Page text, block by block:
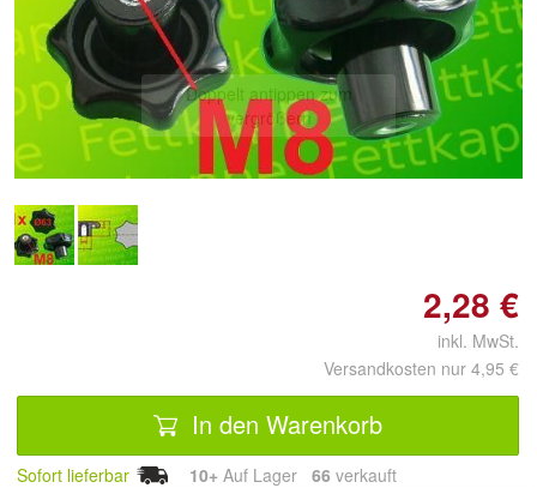
Doppelt antippen zum
vergrößern
2,28 €
inkl. MwSt.
Versandkosten nur 4,95 €
In den Warenkorb
Sofort lieferbar 10+ Auf Lager 66 verkauft